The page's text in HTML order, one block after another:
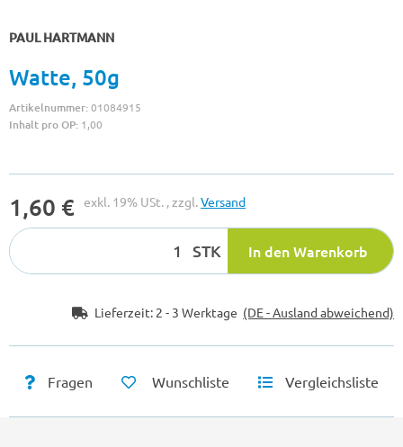
PAUL HARTMANN
Watte, 50g
Artikelnummer:01084915
Inhalt pro OP: 1,00
1,60 € exkl. 19% USt. , zzgl.Versand
STK In den Warenkorb
Lieferzeit: 2 - 3 Werktage (DE - Ausland abweichend)
Fragen Wunschliste Vergleichsliste